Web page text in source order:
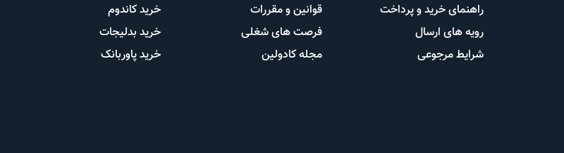
راهنمای خرید و پرداخت
رویه های ارسال
شرایط مرجوعی
قوانین و مقررات
فرصت های شغلی
مجله کادولین
خرید کاندوم
خرید بدلیجات
خرید پاوربانک